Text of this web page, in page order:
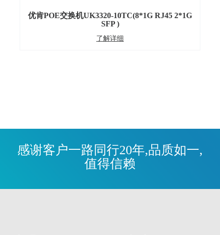
优肯POE交换机UK3320-10TC(8*1G RJ45 2*1G
SFP )
了解详细
感谢客户一路同行20年,品质如一,
值得信赖